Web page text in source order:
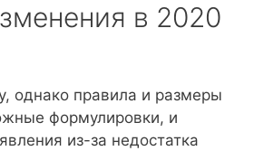
в 2020
однако правила и размеры
формулировки, и
из-за недостатка